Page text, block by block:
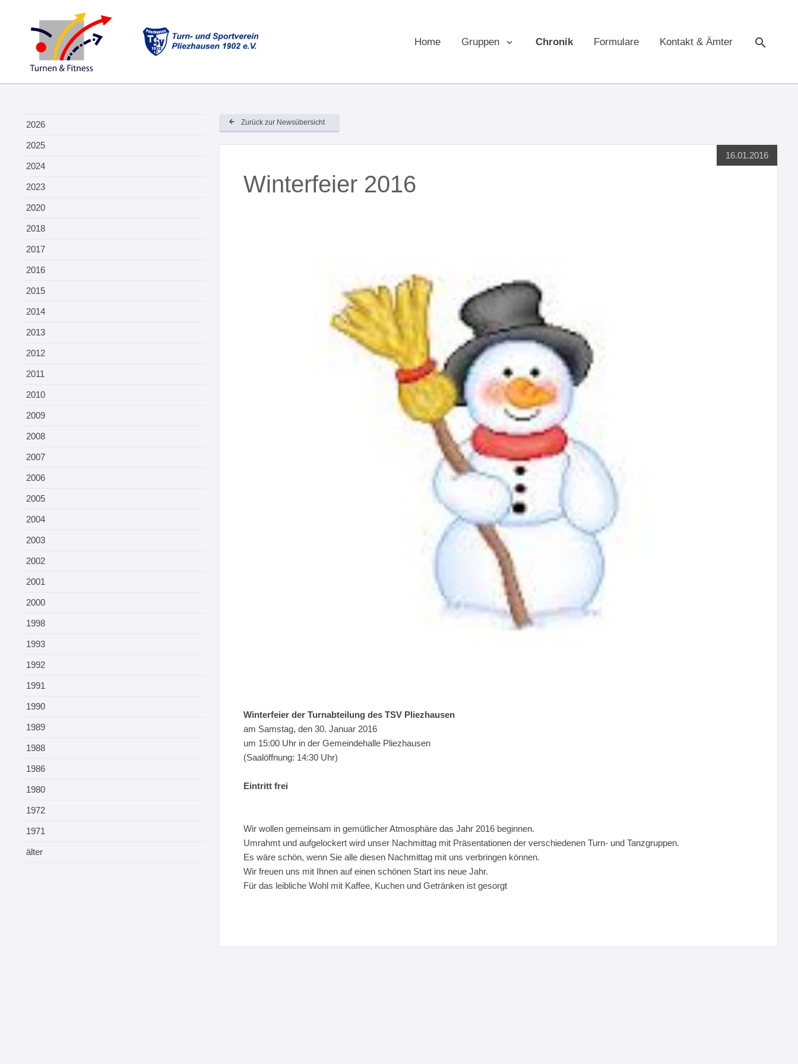
Home Gruppen Chronik Formulare
Kontakt & Ämter
2026
2025
2024
2023
2020
2018
2017
2016
2015
2014
2013
2012
2011
2010
2009
2008
2007
2006
2005
2004
2003
2002
2001
2000
1998
1993
1992
1991
1990
1989
1988
1986
1980
1972
1971
älter
Zurück zur Newsübersicht
16.01.2016
Winterfeier 2016
Winterfeier der Turnabteilung des TSV Pliezhausen
am Samstag, den 30. Januar 2016
um 15:00 Uhr in der Gemeindehalle Pliezhausen
(Saalöffnung: 14:30 Uhr)
Eintritt frei
Wir wollen gemeinsam in gemütlicher Atmosphäre das Jahr 2016 beginnen.
Umrahmt und aufgelockert wird unser Nachmittag mit Präsentationen der verschiedenen Turn- und Tanzgruppen.
Es wäre schön, wenn Sie alle diesen Nachmittag mit uns verbringen können.
Wir freuen uns mit Ihnen auf einen schönen Start ins neue Jahr.
Für das leibliche Wohl mit Kaffee, Kuchen und Getränken ist gesorgt